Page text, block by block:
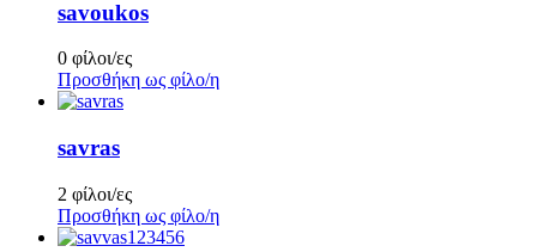
savoukos
0 φίλοι/ες
Προσθήκη ως φίλο/η
savras
2 φίλοι/ες
Προσθήκη ως φίλο/η